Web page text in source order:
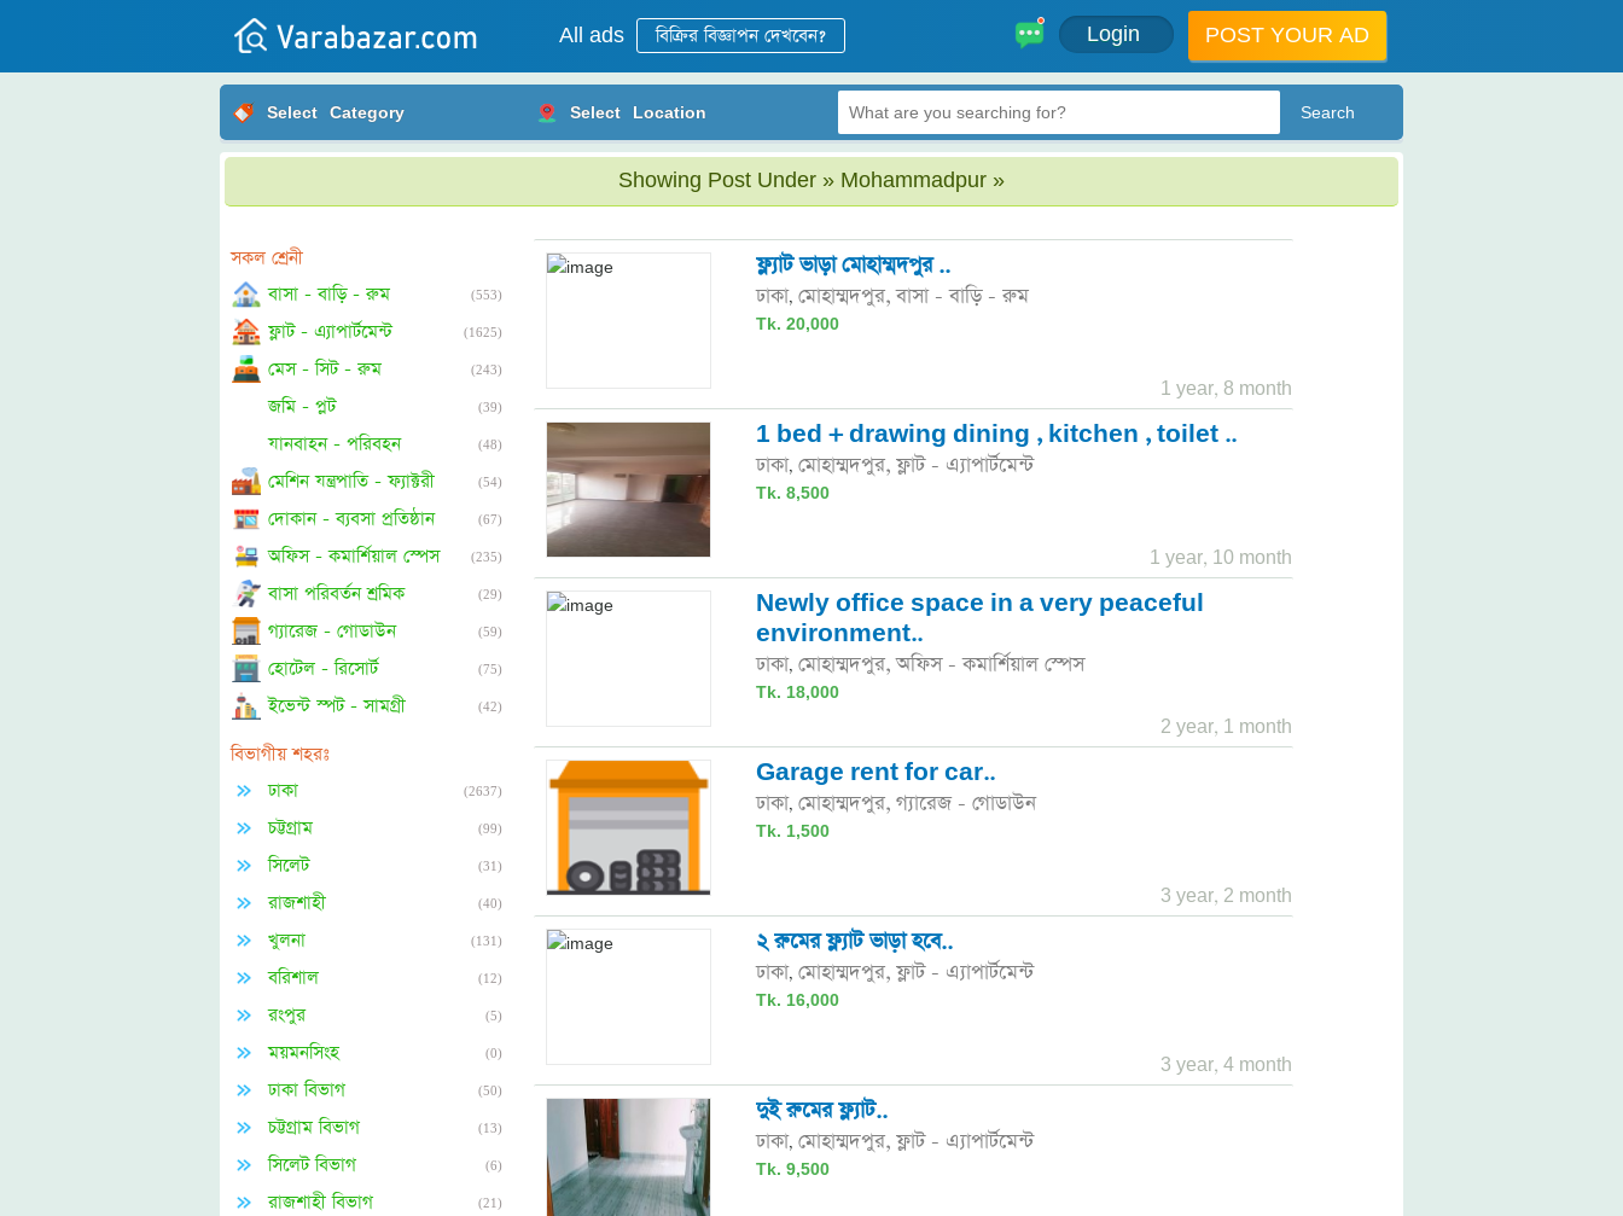
All ads Login POST YOUR AD
Select Category Select Location
Showing Post Under » Mohammadpur »
সকল শ্রেনী
বাসা - বাড়ি - রুম
(553)
ফ্লাট - এ্যাপার্টমেন্ট (1625)
মেস - সিট - রুম (243)
জমি - প্লট (39)
যানবাহন - পরিবহন (48)
মেশিন যন্ত্রপাতি - ফ্যাক্টরী (54)
দোকান - ব্যবসা প্রতিষ্ঠান (67)
অফিস - কমার্শিয়াল স্পেস (235)
বাসা পরিবর্তন শ্রমিক (29)
গ্যারেজ - গোডাউন (59)
হোটেল - রিসোর্ট (75)
ইভেন্ট স্পট - সামগ্রী (42)
বিভাগীয় শহরঃ
ঢাকা
(2637)
চট্টগ্রাম (99)
সিলেট (31)
রাজশাহী (40)
খুলনা (131)
বরিশাল (12)
রংপুর (5)
ময়মনসিংহ (0)
ঢাকা বিভাগ (50)
চট্টগ্রাম বিভাগ (13)
সিলেট বিভাগ (6)
রাজশাহী বিভাগ (21)
ফ্ল্যাট ভাড়া মোহাম্মদপুর ..
ঢাকা, মোহাম্মদপুর, বাসা - বাড়ি - রুম
Tk. 20,000
1 year, 8 month
1 bed + drawing dining , kitchen , toilet ..
ঢাকা, মোহাম্মদপুর, ফ্লাট - এ্যাপার্টমেন্ট
Tk. 8,500
1 year, 10 month
Newly office space in a very peaceful
environment..
ঢাকা, মোহাম্মদপুর, অফিস - কমার্শিয়াল স্পেস
Tk. 18,000
2 year, 1 month
Garage rent for car..
ঢাকা, মোহাম্মদপুর, গ্যারেজ - গোডাউন
Tk. 1,500
3 year, 2 month
২ রুমের ফ্ল্যাট ভাড়া হবে..
ঢাকা, মোহাম্মদপুর, ফ্লাট - এ্যাপার্টমেন্ট
Tk. 16,000
3 year, 4 month
দুই রুমের ফ্ল্যাট..
ঢাকা, মোহাম্মদপুর, ফ্লাট - এ্যাপার্টমেন্ট
Tk. 9,500